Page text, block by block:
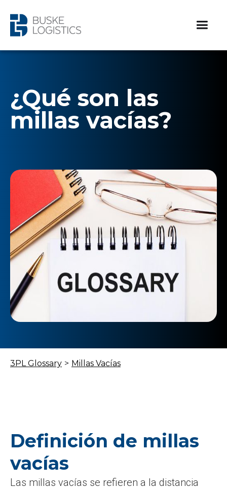
¿Qué son las
millas vacías?
3PL Glossary > Millas Vacías
Definición de millas
vacías
Las millas vacías se refieren a la distancia